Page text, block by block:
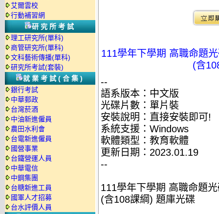
艾爾雲校
行動補習網
研究所考試
理工研究所(單科)
商管研究所(單科)
文科藝術傳播(單科)
研究所考試(套裝)
就業考試(合集)
銀行考試
中華郵政
台灣菸酒
中油新進僱員
農田水利會
台電新進僱員
國營事業
台鐵營運人員
中華電信
中鋼集團
台糖新進工員
國軍人才招募
台水評價人員
111學年下學期 高職命題
(含
--
語系版本：中文版
光碟片數：單片裝
安裝說明：直接安裝即可!
系統支援：Windows
軟體類型：教育軟體
更新日期：2023.01.19
--
111學年下學期 高職命題
(含108課綱) 題庫光碟